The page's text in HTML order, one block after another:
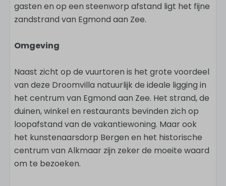
gasten en op een steenworp afstand ligt het fijne
zandstrand van Egmond aan Zee.
Omgeving
Naast zicht op de vuurtoren is het grote voordeel
van deze Droomvilla natuurlijk de ideale ligging in
het centrum van Egmond aan Zee. Het strand, de
duinen, winkel en restaurants bevinden zich op
loopafstand van de vakantiewoning. Maar ook
het kunstenaarsdorp Bergen en het historische
centrum van Alkmaar zijn zeker de moeite waard
om te bezoeken.